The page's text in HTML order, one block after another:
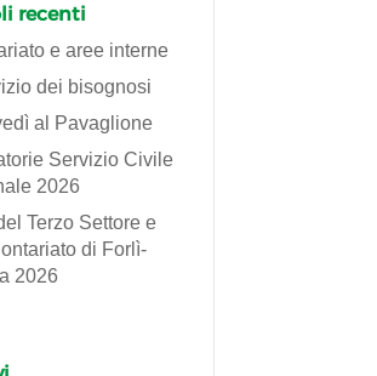
recenti
e aree interne
dei bisognosi
al Pavaglione
Servizio Civile
2026
Terzo Settore e
di Forlì-
2026